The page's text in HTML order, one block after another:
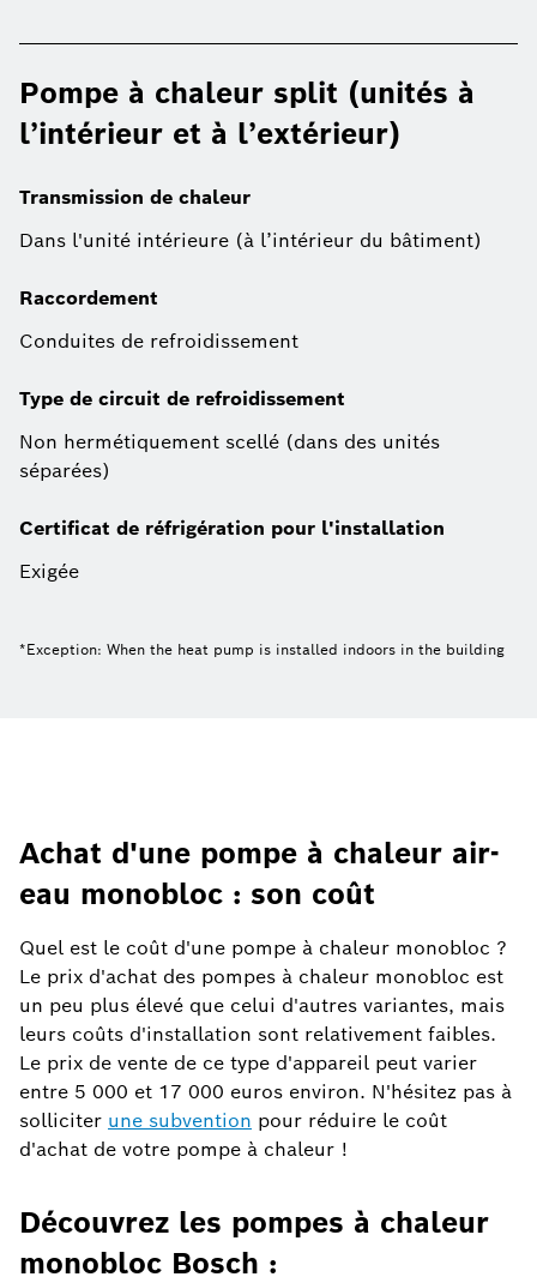
Pompe à chaleur split (unités à
l’intérieur et à l’extérieur)
Transmission de chaleur
Dans l'unité intérieure (à l’intérieur du bâtiment)
Raccordement
Conduites de refroidissement
Type de circuit de refroidissement
Non hermétiquement scellé (dans des unités
séparées)
Certificat de réfrigération pour l'installation
Exigée
*Exception: When the heat pump is installed indoors in the building
Achat d'une pompe à chaleur air-
eau monobloc : son coût
Quel est le coût d'une pompe à chaleur monobloc ?
Le prix d'achat des pompes à chaleur monobloc est
un peu plus élevé que celui d'autres variantes, mais
leurs coûts d'installation sont relativement faibles.
Le prix de vente de ce type d'appareil peut varier
entre 5 000 et 17 000 euros environ. N'hésitez pas à
solliciter une subvention pour réduire le coût
d'achat de votre pompe à chaleur !
Découvrez les pompes à chaleur
monobloc Bosch :